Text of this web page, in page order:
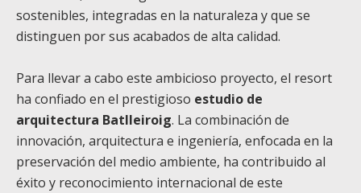
sostenibles, integradas en la naturaleza y que se
distinguen por sus acabados de alta calidad.
Para llevar a cabo este ambicioso proyecto, el resort
ha confiado en el prestigioso estudio de
arquitectura Batlleiroig. La combinación de
innovación, arquitectura e ingeniería, enfocada en la
preservación del medio ambiente, ha contribuido al
éxito y reconocimiento internacional de este